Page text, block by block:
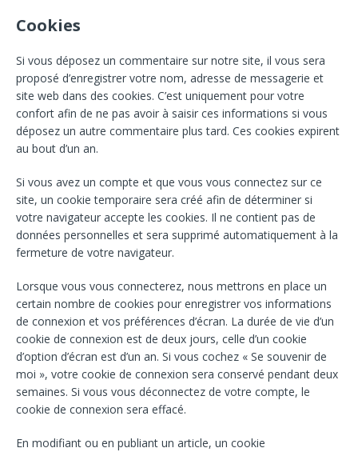
Cookies
Si vous déposez un commentaire sur notre site, il vous sera
proposé d’enregistrer votre nom, adresse de messagerie et
site web dans des cookies. C’est uniquement pour votre
confort afin de ne pas avoir à saisir ces informations si vous
déposez un autre commentaire plus tard. Ces cookies expirent
au bout d’un an.
Si vous avez un compte et que vous vous connectez sur ce
site, un cookie temporaire sera créé afin de déterminer si
votre navigateur accepte les cookies. Il ne contient pas de
données personnelles et sera supprimé automatiquement à la
fermeture de votre navigateur.
Lorsque vous vous connecterez, nous mettrons en place un
certain nombre de cookies pour enregistrer vos informations
de connexion et vos préférences d’écran. La durée de vie d’un
cookie de connexion est de deux jours, celle d’un cookie
d’option d’écran est d’un an. Si vous cochez « Se souvenir de
moi », votre cookie de connexion sera conservé pendant deux
semaines. Si vous vous déconnectez de votre compte, le
cookie de connexion sera effacé.
En modifiant ou en publiant un article, un cookie